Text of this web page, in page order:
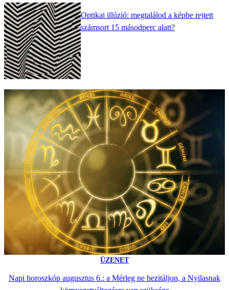
Optikai illúzió: megtalálod a képbe rejtett
számsort 15 másodperc alatt?
ÜZENET
Napi horoszkóp augusztus 6.: a Mérleg ne hezitáljon, a Nyilasnak